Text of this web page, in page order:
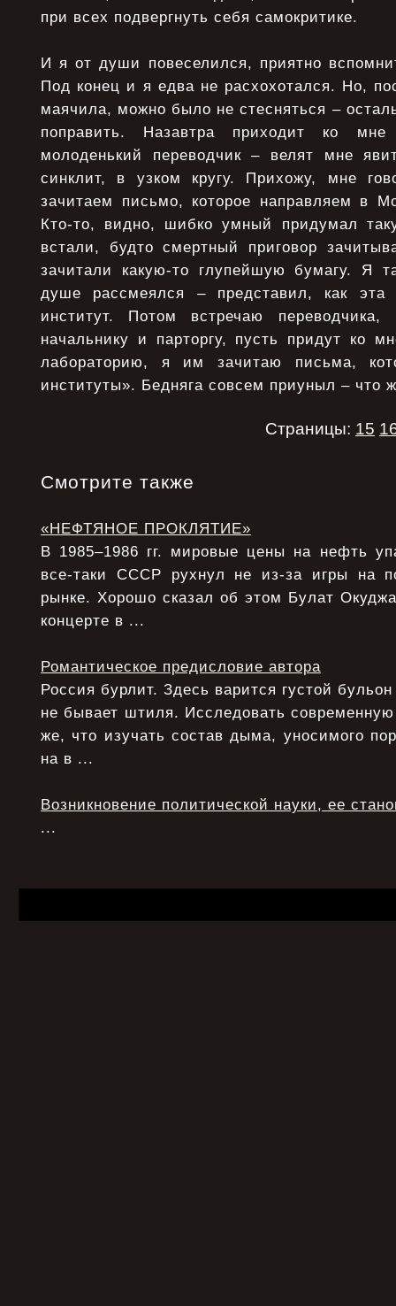
при всех подвергнуть себя самокритике.
И я от души повеселился, приятно
Под конец и я едва не расхохотался. Но,
маячила, можно было не стесняться –
поправить. Назавтра приходит ко
молоденький переводчик – велят мне
синклит, в узком кругу. Прихожу, мне
зачитаем письмо, которое направляем в
Кто-то, видно, шибко умный придумал
встали, будто смертный приговор
зачитали какую-то глупейшую бумагу. Я
душе рассмеялся – представил, как
институт. Потом встречаю
начальнику и парторгу, пусть придут ко
лабораторию, я им зачитаю письма,
институты». Бедняга совсем приуныл – что
Страницы: 15
Смотрите также
«НЕФТЯНОЕ ПРОКЛЯТИЕ»
В 1985–1986 гг. мировые цены на нефть
все-таки СССР рухнул не из-за игры на
рынке. Хорошо сказал об этом Булат
концерте в ...
Романтическое предисловие автора
Россия бурлит. Здесь варится густой
не бывает штиля. Исследовать
же, что изучать состав дыма, уносимого
на в ...
Возникновение политической науки, ее
...